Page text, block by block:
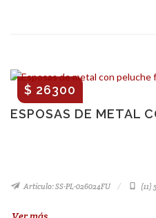
ESPOSAS DE METAL
$ 26300
Artículo: SS-PL-026024FU (11)